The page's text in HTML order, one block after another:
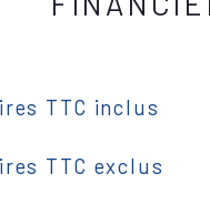
TTC inclus
TTC exclus